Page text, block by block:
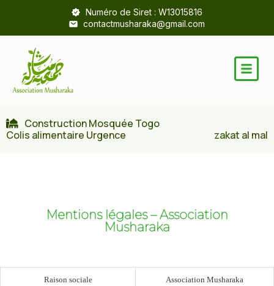
Numéro de Siret : W13015816
contactmusharaka@gmail.com
Construction Mosquée Togo
Colis alimentaire Urgence
zakat al mal
Mentions légales – Association
Musharaka
Raison sociale Association Musharaka